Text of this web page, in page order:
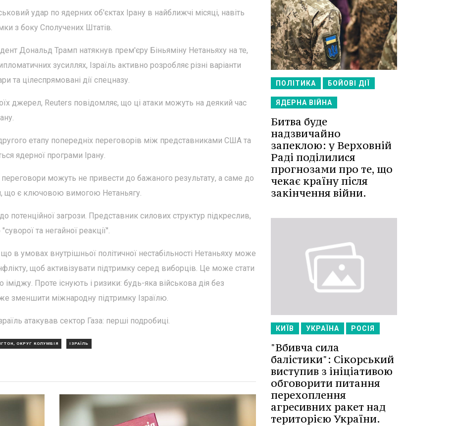
удар по ядерних об'єктах Ірану в найближчі місяці, навіть
з боку Сполучених Штатів.
Дональд Трамп натякнув прем'єру Біньяміну Нетаньяху на те,
зусиллях, Ізраїль активно розробляє різні варіанти
та цілеспрямовані дії спецназу.
джерел, Reuters повідомляє, що ці атаки можуть на деякий час
етапу попередніх переговорів між представниками США та
ядерної програми Ірану.
можуть не привести до бажаного результату, а саме до
що є ключовою вимогою Нетаньягу.
потенційної загрози. Представник силових структур підкреслив,
та негайної реакції".
в умовах внутрішньої політичної нестабільності Нетаньяху може
щоб активізувати підтримку серед виборців. Це може стати
Проте існують і ризики: будь-яка військова дія без
зменшити міжнародну підтримку Ізраїлю.
атакував сектор Газа: перші подробиці.
ОКРУГ КОЛУМБІЯ ІЗРАЇЛЬ
ПОЛІТИКА БОЙОВІ ДІЇ
ЯДЕРНА ВІЙНА
Битва буде
надзвичайно
запеклою: у Верховній
Раді поділилися
прогнозами про те, що
чекає країну після
закінчення війни.
КИЇВ УКРАЇНА РОСІЯ
"Вбивча сила
балістики": Сікорський
виступив з ініціативою
обговорити питання
перехоплення
агресивних ракет над
територією України.